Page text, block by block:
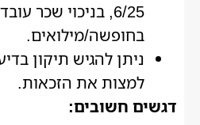
6/25, בניכוי שכר
בחופשה/מילואים.
ניתן להגיש תיקון
למצות את הזכאות.
דגשים חשובים: